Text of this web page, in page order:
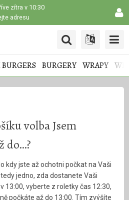
zítra v 10:30
adresu
BURGERY WRAPY
volba Jsem
do…?
kdy jste až ochotni počkat na Vaši
jedno, zda dostanete Vaši
13:00, vyberte z roletky čas 12:30,
počkáte až do 13:00. Tím zvýšíte